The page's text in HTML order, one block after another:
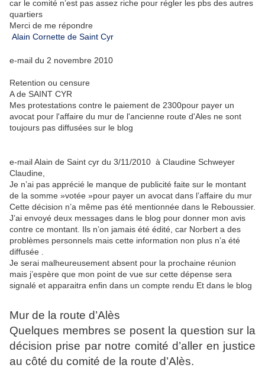
car le comité n’est pas assez riche pour régler les pbs des autres
quartiers
Merci de me répondre
Alain Cornette de Saint Cyr
e-mail du 2 novembre 2010
Retention ou censure
A de SAINT CYR
Mes protestations contre le paiement de 2300pour payer un
avocat pour l'affaire du mur de l'ancienne route d'Ales ne sont
toujours pas diffusées sur le blog
e-mail Alain de Saint cyr du 3/11/2010 à Claudine Schweyer
Claudine,
Je n’ai pas apprécié le manque de publicité faite sur le montant
de la somme »votée »pour payer un avocat dans l’affaire du mur
Cette décision n’a même pas été mentionnée dans le Reboussier.
J’ai envoyé deux messages dans le blog pour donner mon avis
contre ce montant. Ils n’on jamais été édité, car Norbert a des
problèmes personnels mais cette information non plus n’a été
diffusée .
Je serai malheureusement absent pour la prochaine réunion
mais j’espère que mon point de vue sur cette dépense sera
signalé et apparaitra enfin dans un compte rendu Et dans le blog
Mur de la route d’Alès
Quelques membres se posent la question sur la
décision prise par notre comité d’aller en justice
au côté du comité de la route d’Alès.